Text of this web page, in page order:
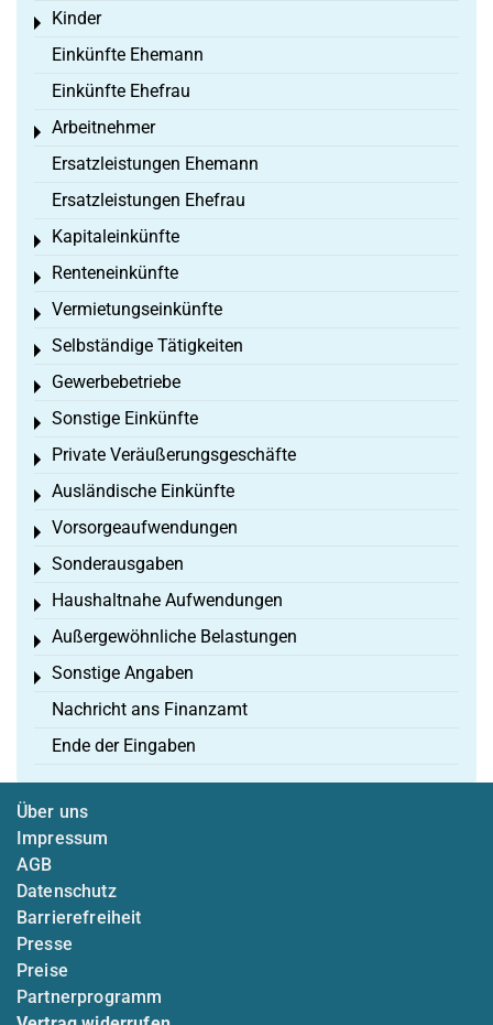
Kinder
Toggle menu
Einkünfte Ehemann
Einkünfte Ehefrau
Arbeitnehmer
Toggle menu
Ersatzleistungen Ehemann
Ersatzleistungen Ehefrau
Kapitaleinkünfte
Toggle menu
Renteneinkünfte
Toggle menu
Vermietungseinkünfte
Toggle menu
Selbständige Tätigkeiten
Toggle menu
Gewerbebetriebe
Toggle menu
Sonstige Einkünfte
Toggle menu
Private Veräußerungsgeschäfte
Toggle menu
Ausländische Einkünfte
Toggle menu
Vorsorgeaufwendungen
Toggle menu
Sonderausgaben
Toggle menu
Haushaltnahe Aufwendungen
Toggle menu
Außergewöhnliche Belastungen
Toggle menu
Sonstige Angaben
Toggle menu
Nachricht ans Finanzamt
Ende der Eingaben
Über uns
Impressum
AGB
Datenschutz
Barrierefreiheit
Presse
Preise
Partnerprogramm